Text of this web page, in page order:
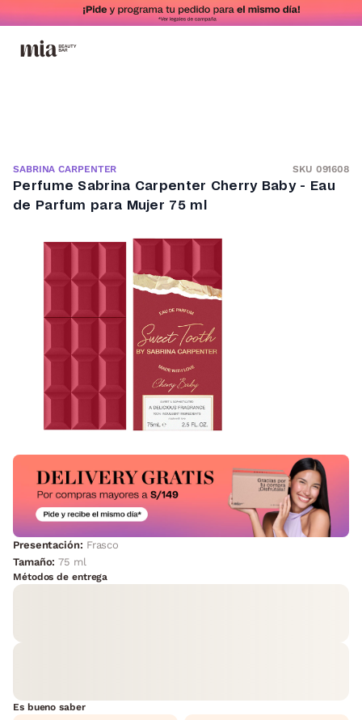
SABRINA CARPENTER SKU 091608
Perfume Sabrina Carpenter Cherry Baby - Eau
de Parfum para Mujer 75 ml
Presentación: Frasco
Tamaño:75 ml
Métodos de entrega
Es bueno saber